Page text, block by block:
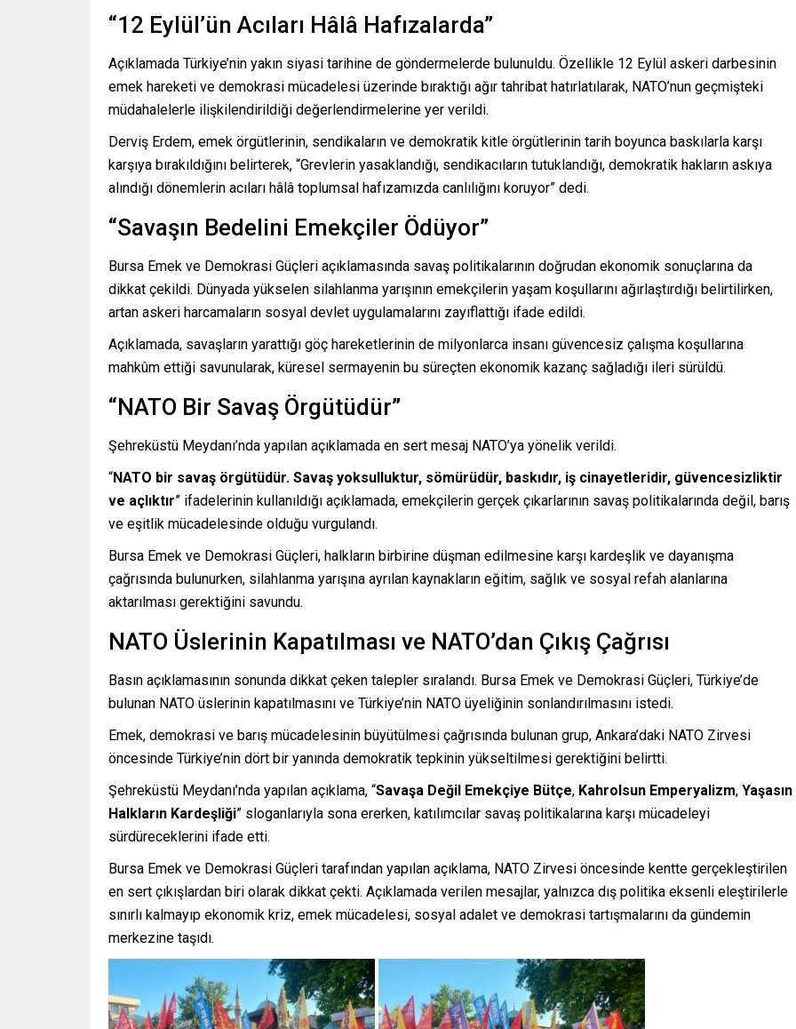
“12 Eylül’ün Acıları Hâlâ Hafızalarda”
Açıklamada Türkiye’nin yakın siyasi tarihine de göndermelerde bulunuldu. Özellikle 12 Eylül askeri darbesinin
emek hareketi ve demokrasi mücadelesi üzerinde bıraktığı ağır tahribat hatırlatılarak, NATO’nun geçmişteki
müdahalelerle ilişkilendirildiği değerlendirmelerine yer verildi.
Derviş Erdem, emek örgütlerinin, sendikaların ve demokratik kitle örgütlerinin tarih boyunca baskılarla karşı
karşıya bırakıldığını belirterek, “Grevlerin yasaklandığı, sendikacıların tutuklandığı, demokratik hakların askıya
alındığı dönemlerin acıları hâlâ toplumsal hafızamızda canlılığını koruyor” dedi.
“Savaşın Bedelini Emekçiler Ödüyor”
Bursa Emek ve Demokrasi Güçleri açıklamasında savaş politikalarının doğrudan ekonomik sonuçlarına da
dikkat çekildi. Dünyada yükselen silahlanma yarışının emekçilerin yaşam koşullarını ağırlaştırdığı belirtilirken,
artan askeri harcamaların sosyal devlet uygulamalarını zayıflattığı ifade edildi.
Açıklamada, savaşların yarattığı göç hareketlerinin de milyonlarca insanı güvencesiz çalışma koşullarına
mahkûm ettiği savunularak, küresel sermayenin bu süreçten ekonomik kazanç sağladığı ileri sürüldü.
“NATO Bir Savaş Örgütüdür”
Şehreküstü Meydanı’nda yapılan açıklamada en sert mesaj NATO’ya yönelik verildi.
“NATO bir savaş örgütüdür. Savaş yoksulluktur, sömürüdür, baskıdır, iş cinayetleridir, güvencesizliktir
ve açlıktır” ifadelerinin kullanıldığı açıklamada, emekçilerin gerçek çıkarlarının savaş politikalarında değil, barış
ve eşitlik mücadelesinde olduğu vurgulandı.
Bursa Emek ve Demokrasi Güçleri, halkların birbirine düşman edilmesine karşı kardeşlik ve dayanışma
çağrısında bulunurken, silahlanma yarışına ayrılan kaynakların eğitim, sağlık ve sosyal refah alanlarına
aktarılması gerektiğini savundu.
NATO Üslerinin Kapatılması ve NATO’dan Çıkış Çağrısı
Basın açıklamasının sonunda dikkat çeken talepler sıralandı. Bursa Emek ve Demokrasi Güçleri, Türkiye’de
bulunan NATO üslerinin kapatılmasını ve Türkiye’nin NATO üyeliğinin sonlandırılmasını istedi.
Emek, demokrasi ve barış mücadelesinin büyütülmesi çağrısında bulunan grup, Ankara’daki NATO Zirvesi
öncesinde Türkiye’nin dört bir yanında demokratik tepkinin yükseltilmesi gerektiğini belirtti.
Şehreküstü Meydanı’nda yapılan açıklama, “Savaşa Değil Emekçiye Bütçe, Kahrolsun Emperyalizm, Yaşasın
Halkların Kardeşliği” sloganlarıyla sona ererken, katılımcılar savaş politikalarına karşı mücadeleyi
sürdüreceklerini ifade etti.
Bursa Emek ve Demokrasi Güçleri tarafından yapılan açıklama, NATO Zirvesi öncesinde kentte gerçekleştirilen
en sert çıkışlardan biri olarak dikkat çekti. Açıklamada verilen mesajlar, yalnızca dış politika eksenli eleştirilerle
sınırlı kalmayıp ekonomik kriz, emek mücadelesi, sosyal adalet ve demokrasi tartışmalarını da gündemin
merkezine taşıdı.